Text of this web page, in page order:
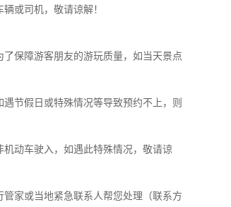
或司机，敬请谅解！
保障游客朋友的游玩质量，如当天景点
节假日或特殊情况等导致预约不上，则
动车驶入，如遇此特殊情况，敬请谅
家或当地紧急联系人帮您处理（联系方